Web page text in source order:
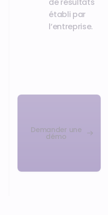
de résultats
établi par
l’entreprise.
Demander une
démo